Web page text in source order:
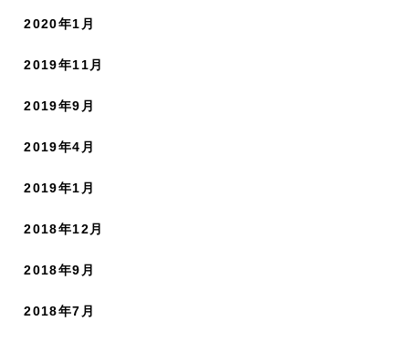
2020年1月
2019年11月
2019年9月
2019年4月
2019年1月
2018年12月
2018年9月
2018年7月